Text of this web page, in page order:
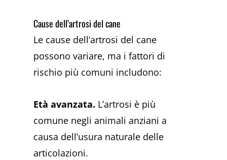
Cause dell’artrosi del cane
Le cause dell’artrosi del cane
possono variare, ma i fattori di
rischio più comuni includono:
Età avanzata. L’artrosi è più
comune negli animali anziani a
causa dell’usura naturale delle
articolazioni.